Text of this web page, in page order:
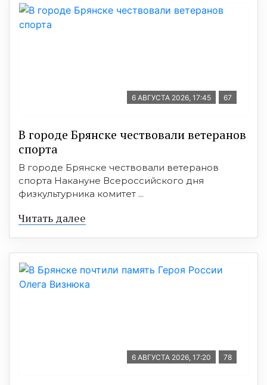
6 АВГУСТА 2026, 17:45 67
В городе Брянске чествовали ветеранов
спорта
В городе Брянске чествовали ветеранов
спорта Накануне Всероссийского дня
физкультурника комитет ...
Читать далее
6 АВГУСТА 2026, 17:20 78